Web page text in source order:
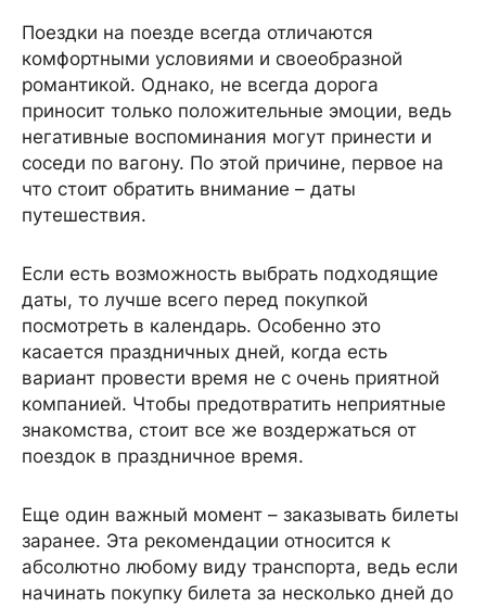
Поездки на поезде всегда отличаются
комфортными условиями и своеобразной
романтикой. Однако, не всегда дорога
приносит только положительные эмоции, ведь
негативные воспоминания могут принести и
соседи по вагону. По этой причине, первое на
что стоит обратить внимание – даты
путешествия.
Если есть возможность выбрать подходящие
даты, то лучше всего перед покупкой
посмотреть в календарь. Особенно это
касается праздничных дней, когда есть
вариант провести время не с очень приятной
компанией. Чтобы предотвратить неприятные
знакомства, стоит все же воздержаться от
поездок в праздничное время.
Еще один важный момент – заказывать билеты
заранее. Эта рекомендации относится к
абсолютно любому виду транспорта, ведь если
начинать покупку билета за несколько дней до